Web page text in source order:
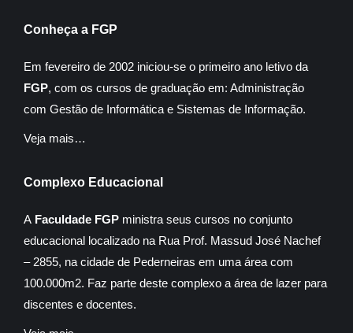
Conheça a FGP
Em fevereiro de 2002 iniciou-se o primeiro ano letivo da
FGP, com os cursos de graduação em: Administração
com Gestão de Informática e Sistemas de Informação.
Veja mais…
Complexo Educacional
A Faculdade FGP ministra seus cursos no conjunto
educacional localizado na Rua Prof. Massud José Nachef
– 2855, na cidade de Pederneiras em uma área com
100.000m2. Faz parte deste complexo a área de lazer para
discentes e docentes.